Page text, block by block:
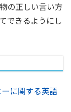
の正しい言い方
できるようにし
に関する英語